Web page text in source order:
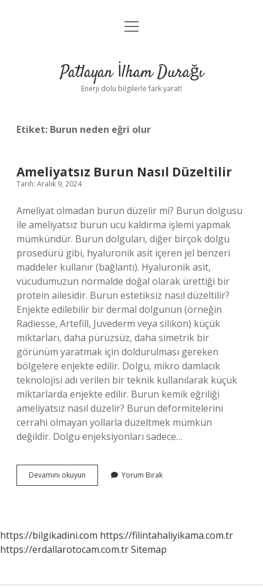
Anasayfa
Yasal Uyarı
menüyü
Patlayan İlham Durağı
Enerji dolu bilgilerle fark yarat!
Etiket: Burun neden eğri olur
Ameliyatsız Burun Nasıl Düzeltilir
Tarih: Aralık 9, 2024
Ameliyat olmadan burun düzelir mi? Burun dolgusu
ile ameliyatsız burun ucu kaldırma işlemi yapmak
mümkündür. Burun dolguları, diğer birçok dolgu
prosedürü gibi, hyaluronik asit içeren jel benzeri
maddeler kullanır (bağlantı). Hyaluronik asit,
vücudumuzun normalde doğal olarak ürettiği bir
protein ailesidir. Burun estetiksiz nasıl düzeltilir?
Enjekte edilebilir bir dermal dolgunun (örneğin
Radiesse, Artefill, Juvederm veya silikon) küçük
miktarları, daha pürüzsüz, daha simetrik bir
görünüm yaratmak için doldurulması gereken
bölgelere enjekte edilir. Dolgu, mikro damlacık
teknolojisi adı verilen bir teknik kullanılarak küçük
miktarlarda enjekte edilir. Burun kemik eğriliği
ameliyatsız nasıl düzelir? Burun deformitelerini
cerrahi olmayan yollarla düzeltmek mümkün
değildir. Dolgu enjeksiyonları sadece…
Devamını okuyun Ameliyatsız
Burun
Yorum Bırak
https://bilgikadini.com https://filintahaliyikama.com.tr
https://erdallarotocam.com.trSitemap